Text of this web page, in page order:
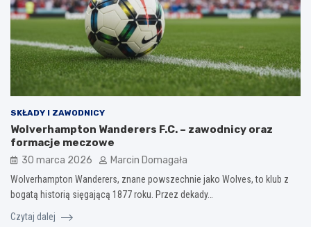
SKŁADY I ZAWODNICY
Wolverhampton Wanderers F.C. – zawodnicy oraz
formacje meczowe
30 marca 2026 Marcin Domagała
Wolverhampton Wanderers, znane powszechnie jako Wolves, to klub z
bogatą historią sięgającą 1877 roku. Przez dekady…
Czytaj dalej